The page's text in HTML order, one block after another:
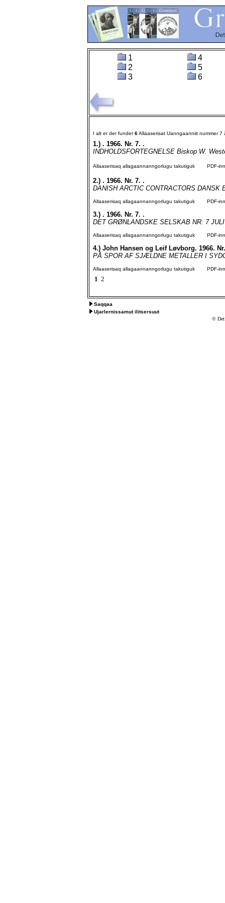
1
2
3
4
5
6
I alt er der fundet 6Allaaserisat Uanngaanniit nummer 7
1.) . 1966. Nr. 7. .
INDHOLDSFORTEGNELSE Biskop W.
Allaaserisaq allagaannanngorlugu takutiguk PDF-
2.) . 1966. Nr. 7. .
DANISH ARCTIC CONTRACTORS
Allaaserisaq allagaannanngorlugu takutiguk PDF-
3.) . 1966. Nr. 7. .
DET GRØNLANDSKE SELSKAB NR. 7
Allaaserisaq allagaannanngorlugu takutiguk PDF-
4.) John Hansen og Leif Løvborg. 1966.
PÅ SPOR AF SJÆLDNE METALLER I
Allaaserisaq allagaannanngorlugu takutiguk PDF-
1 2
Saqqaa
Ujarlernissamut ilitsersuut
© Det